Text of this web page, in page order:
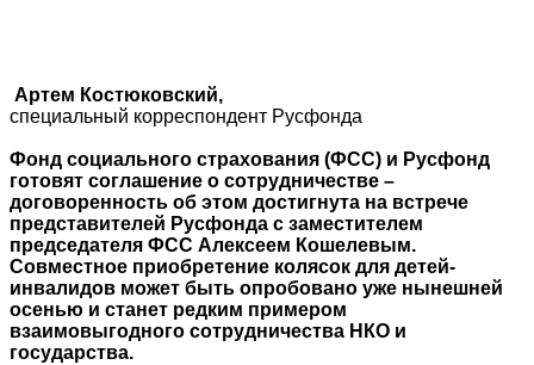
Артем Костюковский,
специальный корреспондент Русфонда
Фонд социального страхования (ФСС) и Русфонд
готовят соглашение о сотрудничестве –
договоренность об этом достигнута на встрече
представителей Русфонда с заместителем
председателя ФСС Алексеем Кошелевым.
Совместное приобретение колясок для детей-
инвалидов может быть опробовано уже нынешней
осенью и станет редким примером
взаимовыгодного сотрудничества НКО и
государства.